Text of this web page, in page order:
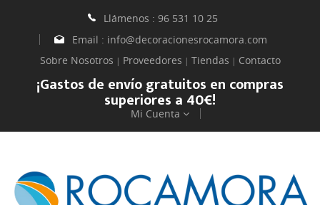
Llámenos : 96 531 10 25
Email : info@decoracionesrocamora.com
Sobre Nosotros | Proveedores | Tiendas | Contacto
¡Gastos de envío gratuitos en compras
superiores a 40€!
Mi Cuenta